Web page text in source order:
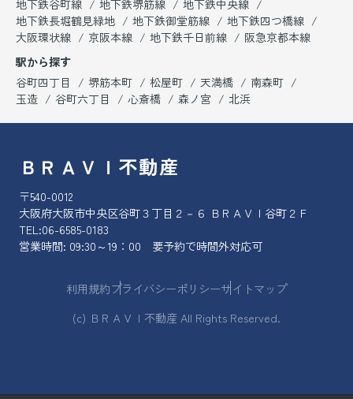
地下鉄谷町線
地下鉄堺筋線
地下鉄中央線
地下鉄長堀鶴見緑地
地下鉄御堂筋線
地下鉄四つ橋線
大阪環状線
京阪本線 地下鉄千日前線
阪急京都本線
駅から探す
谷町四丁目
堺筋本町 松屋町 天満橋
南森町
玉造
谷町六丁目 心斎橋 森ノ宮 北浜
ＢＲＡＶＩ不動産
〒540-0012
大阪府大阪市中央区谷町３丁目２－６ ＢＲＡＶＩ谷町２Ｆ
TEL:06-6585-0183
営業時間: 09:30～19：00 要予約で時間外対応可
利用規約プライバシーポリシーサイトマップ
(c) ＢＲＡＶＩ不動産 All Rights Reserved.